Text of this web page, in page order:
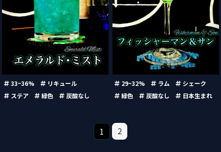
（Emerald Mist）
33~36%
リキュール
ステア
緑色 炭酸なし
（Fisherman & Son）
29~32% ラム
シェーク
緑色
炭酸なし 日本生まれ
1 2